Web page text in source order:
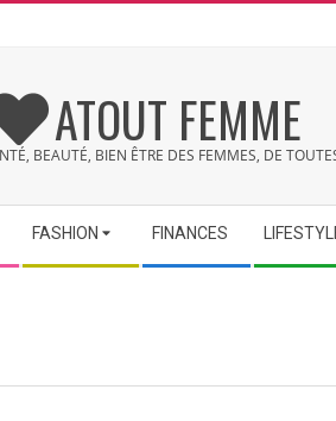
ATOUT FEMME
BEAUTÉ, BIEN ÊTRE DES FEMMES, DE
FASHION FINANCES